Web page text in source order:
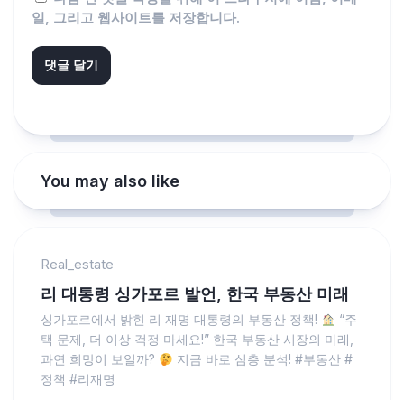
일, 그리고 웹사이트를 저장합니다.
You may also like
Real_estate
리 대통령 싱가포르 발언, 한국 부동산 미래
싱가포르에서 밝힌 리 재명 대통령의 부동산 정책!
“주
택 문제, 더 이상 걱정 마세요!” 한국 부동산 시장의 미래,
과연 희망이 보일까?
지금 바로 심층 분석! #부동산 #
정책 #리재명